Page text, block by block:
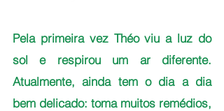
Pela primeira vez Théo viu a luz do
sol e respirou um ar diferente.
Atualmente, ainda tem o dia a dia
bem delicado: toma muitos remédios,